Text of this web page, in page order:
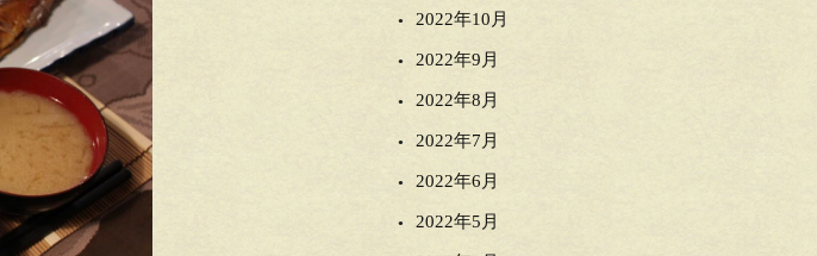
2022年10月
2022年9月
2022年8月
2022年7月
2022年6月
2022年5月